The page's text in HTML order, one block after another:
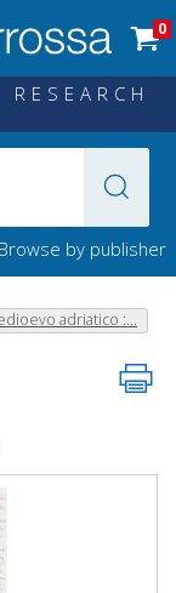
0
Browse by publisher
adriatico :...